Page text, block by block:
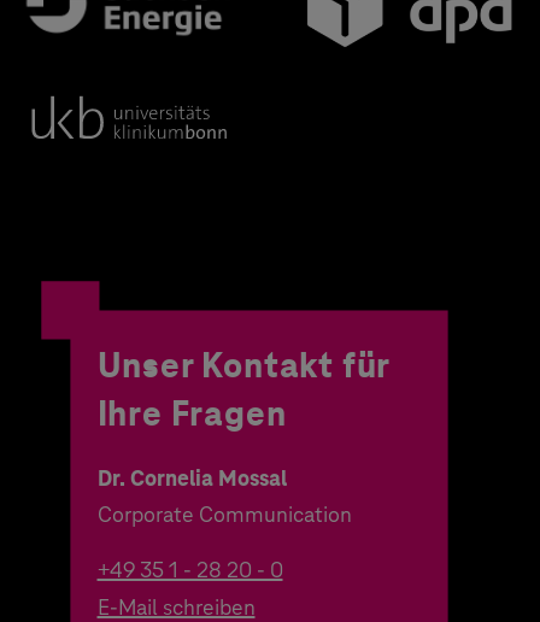
Unser Kontakt für
Ihre Fragen
Dr. Cornelia Mossal
Corporate Communication
+49 35 1 - 28 20 - 0
E-Mail schreiben